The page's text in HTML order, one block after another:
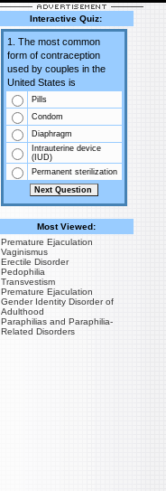
Interactive Quiz:
1. The most common
form of contraception
used by couples in the
United States is
Pills
Condom
Diaphragm
Intrauterine device
(IUD)
Permanent sterilization
Most Viewed:
Premature Ejaculation
Vaginismus
Erectile Disorder
Pedophilia
Transvestism
Premature Ejaculation
Gender Identity Disorder of
Adulthood
Paraphilias and Paraphilia-
Related Disorders